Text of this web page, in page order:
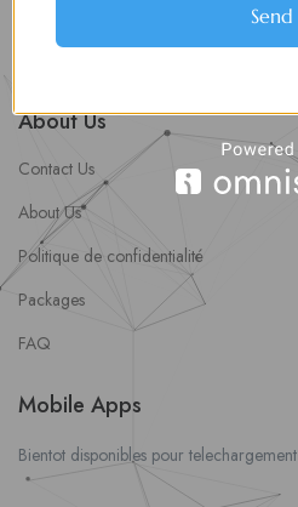
About Us
Contact Us
About Us
Politique de confidentialité
Packages
FAQ
Mobile Apps
Bientot disponibles pour telechargement
Send